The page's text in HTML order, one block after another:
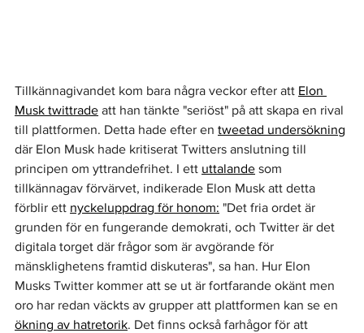
Tillkännagivandet kom bara några veckor efter att Elon
Musk twittrade att han tänkte "seriöst" på att skapa en rival
till plattformen. Detta hade efter en tweetad undersökning
där Elon Musk hade kritiserat Twitters anslutning till
principen om yttrandefrihet. I ett uttalande som
tillkännagav förvärvet, indikerade Elon Musk att detta
förblir ett nyckeluppdrag för honom: "Det fria ordet är
grunden för en fungerande demokrati, och Twitter är det
digitala torget där frågor som är avgörande för
mänsklighetens framtid diskuteras", sa han. Hur Elon
Musks Twitter kommer att se ut är fortfarande okänt men
oro har redan väckts av grupper att plattformen kan se en
ökning av hatretorik. Det finns också farhågor för att